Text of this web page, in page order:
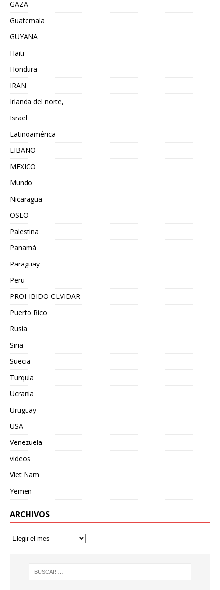
GAZA
Guatemala
GUYANA
Haiti
Hondura
IRAN
Irlanda del norte,
Israel
Latinoamérica
LIBANO
MEXICO
Mundo
Nicaragua
OSLO
Palestina
Panamá
Paraguay
Peru
PROHIBIDO OLVIDAR
Puerto Rico
Rusia
Siria
Suecia
Turquia
Ucrania
Uruguay
USA
Venezuela
videos
Viet Nam
Yemen
ARCHIVOS